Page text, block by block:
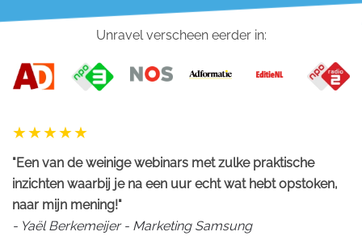
Unravel verscheen eerder in:
"Een van de weinige webinars met zulke praktische
inzichten waarbij je na een uur echt wat hebt opstoken,
naar mijn mening!"
- Yaël Berkemeijer - Marketing Samsung